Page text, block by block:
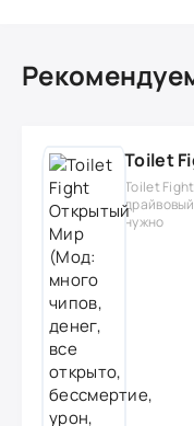
Toilet
нужно